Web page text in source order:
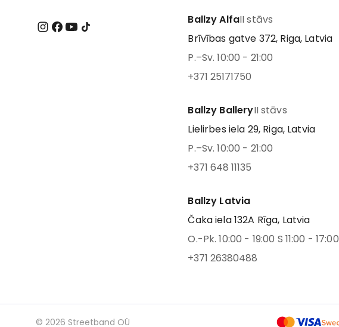
Ballzy AlfaII stāvs
Brīvības gatve 372, Riga, Latvia
P.–Sv. 10:00 - 21:00
+371 25171750
Ballzy BalleryII stāvs
Lielirbes iela 29, Riga, Latvia
P.–Sv. 10:00 - 21:00
+371 648 11135
Ballzy Latvia
Čaka iela 132A Rīga, Latvia
O.-Pk. 10:00 - 19:00 S 11:00 - 17:00
+371 26380488
© 2026 Streetband OÜ